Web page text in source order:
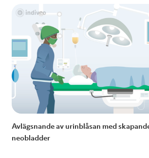
Avlägsnande av urinblåsan med
neobladder